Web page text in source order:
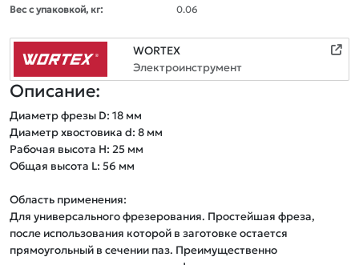
Вес с упаковкой, кг:
0.06
WORTEX
Электроинструмент
Описание:
Диаметр фрезы D: 18 мм
Диаметр хвостовика d: 8 мм
Рабочая высота Н: 25 мм
Общая высота L: 56 мм
Область применения:
Для универсального фрезерования. Простейшая фреза,
после использования которой в заготовке остается
прямоугольный в сечении паз. Преимущественно